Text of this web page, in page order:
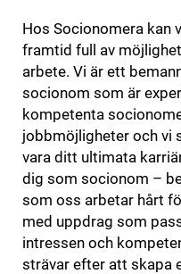
Hos Socionomera kan
framtid full av
arbete. Vi är ett
socionom som är
kompetenta
jobbmöjligheter och vi
vara ditt ultimata
dig som socionom –
som oss arbetar hårt
med uppdrag som
intressen och
strävar efter att skapa